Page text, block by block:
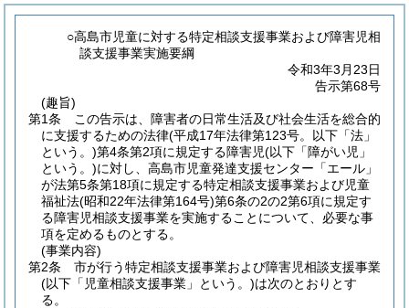
○高島市児童に対する特定相談支援事業および障害児相
談支援事業実施要綱
令和3年3月23日
告示第68号
(趣旨)
第1条
この告示は、障害者の日常生活及び社会生活を総合的
に支援するための法律(平成17年法律第123号。以下「法」
という。)第4条第2項に規定する障害児(以下「障がい児」
という。)に対し、高島市児童発達支援センター「エール」
が法第5条第18項に規定する特定相談支援事業および児童
福祉法(昭和22年法律第164号)第6条の2の2第6項に規定す
る障害児相談支援事業を実施することについて、必要な事
項を定めるものとする。
(事業内容)
第2条
市が行う特定相談支援事業および障害児相談支援事業
(以下「児童相談支援事業」という。)は次のとおりとす
る。